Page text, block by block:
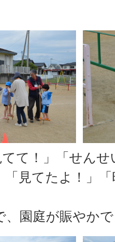
て！」「せん
「見てたよ！」
、園庭が賑やか